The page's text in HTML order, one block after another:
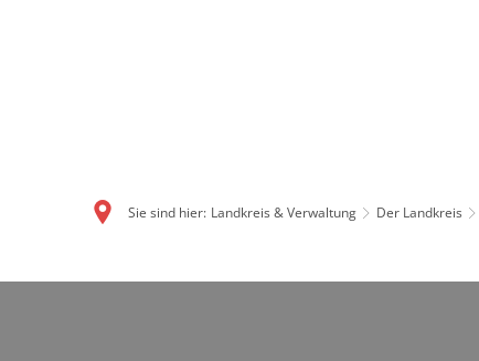
Sie sind hier: Landkreis & Verwaltung Der Landkreis